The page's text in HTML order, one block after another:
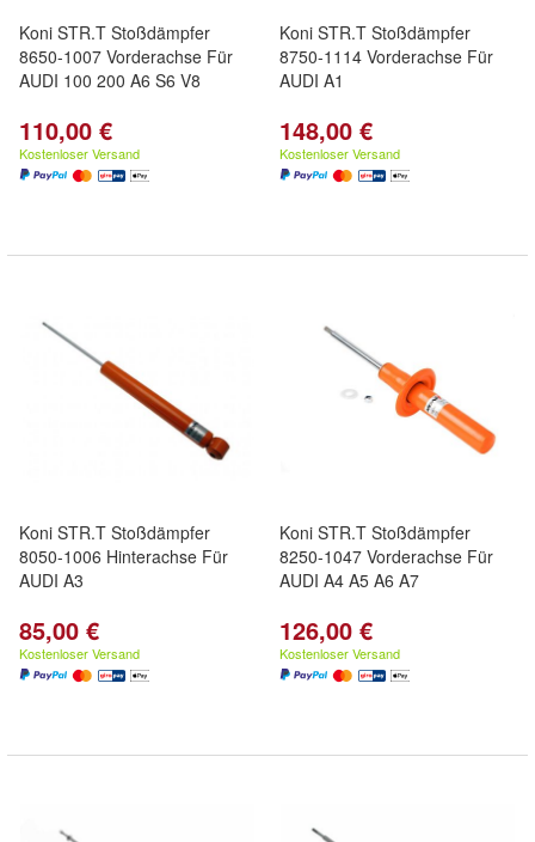
Koni STR.T Stoßdämpfer
8650-1007 Vorderachse Für
AUDI 100 200 A6 S6 V8
110,00 €
Kostenloser Versand
Koni STR.T Stoßdämpfer
8750-1114 Vorderachse Für
AUDI A1
148,00 €
Kostenloser Versand
Koni STR.T Stoßdämpfer
8050-1006 Hinterachse Für
AUDI A3
85,00 €
Kostenloser Versand
Koni STR.T Stoßdämpfer
8250-1047 Vorderachse Für
AUDI A4 A5 A6 A7
126,00 €
Kostenloser Versand